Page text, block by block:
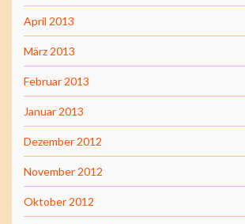
April 2013
März 2013
Februar 2013
Januar 2013
Dezember 2012
November 2012
Oktober 2012